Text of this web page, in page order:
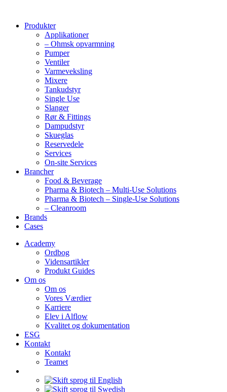
Produkter
Applikationer
– Ohmsk opvarmning
Pumper
Ventiler
Varmeveksling
Mixere
Tankudstyr
Single Use
Slanger
Rør & Fittings
Dampudstyr
Skueglas
Reservedele
Services
On-site Services
Brancher
Food & Beverage
Pharma & Biotech – Multi-Use Solutions
Pharma & Biotech – Single-Use Solutions
– Cleanroom
Brands
Cases
Academy
Ordbog
Vidensartikler
Produkt Guides
Om os
Om os
Vores Værdier
Karriere
Elev i Alflow
Kvalitet og dokumentation
ESG
Kontakt
Kontakt
Teamet